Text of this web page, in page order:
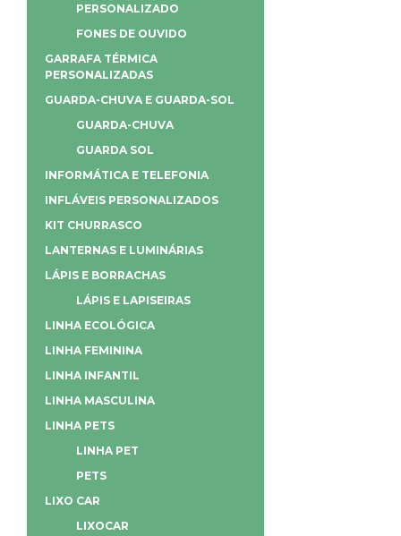
PERSONALIZADO
FONES DE OUVIDO
GARRAFA TÉRMICA
PERSONALIZADAS
GUARDA-CHUVA E GUARDA-SOL
GUARDA-CHUVA
GUARDA SOL
INFORMÁTICA E TELEFONIA
INFLÁVEIS PERSONALIZADOS
KIT CHURRASCO
LANTERNAS E LUMINÁRIAS
LÁPIS E BORRACHAS
LÁPIS E LAPISEIRAS
LINHA ECOLÓGICA
LINHA FEMININA
LINHA INFANTIL
LINHA MASCULINA
LINHA PETS
LINHA PET
PETS
LIXO CAR
LIXOCAR